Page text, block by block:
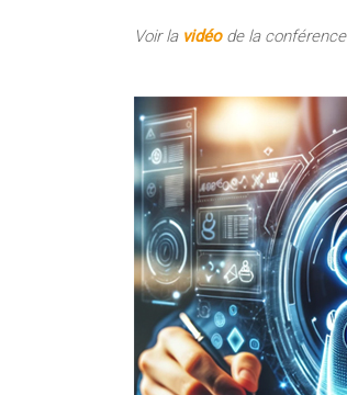
Voir la vidéode la conférence